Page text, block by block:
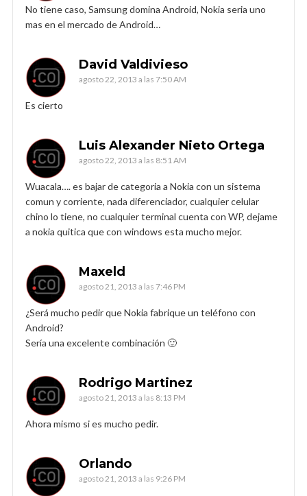
No tiene caso, Samsung domina Android, Nokia seria uno
mas en el mercado de Android…
David Valdivieso
agosto 22, 2013 a las 7:50 AM
Es cierto
Luis Alexander Nieto Ortega
agosto 22, 2013 a las 8:51 AM
Wuacala…. es bajar de categoria a Nokia con un sistema
comun y corriente, nada diferenciador, cualquier celular
chino lo tiene, no cualquier terminal cuenta con WP, dejame
a nokia quitica que con windows esta mucho mejor.
Maxeld
agosto 21, 2013 a las 7:46 PM
¿Será mucho pedir que Nokia fabrique un teléfono con
Android?
Sería una excelente combinación 🙂
Rodrigo Martinez
agosto 21, 2013 a las 8:13 PM
Ahora mismo si es mucho pedir.
Orlando
agosto 21, 2013 a las 9:26 PM